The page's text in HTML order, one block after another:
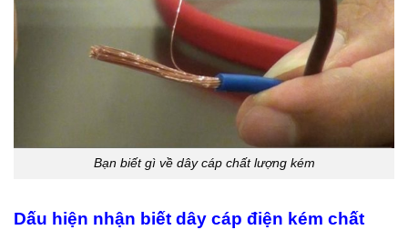
Bạn biết gì về dây cáp chất lượng kém
Dấu hiện nhận biết dây cáp điện kém chất